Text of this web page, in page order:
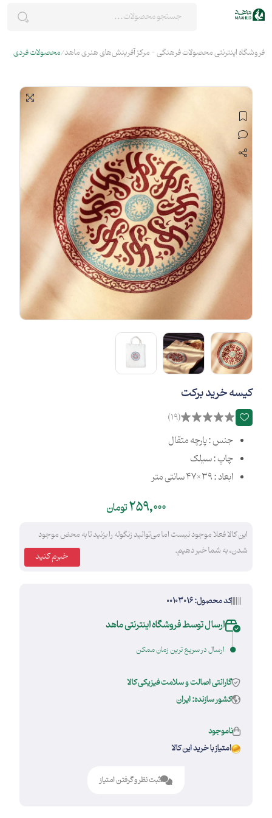
فروشگاه اینترنتی محصولات فرهنگی - مرکز آفرینش‌های هنری ماهد محصولات فردی
کیسه خرید برکت
(19)
جنس : پارچه متقال
چاپ : سیلک
ابعاد : 39×47 سانتی متر
259,000تومان
این کالا فعلا موجود نیست اما می‌توانید زنگوله را بزنید تا به محض موجود
شدن، به شما خبر دهیم.
کد محصول: 00103016
ارسال توسط فروشگاه اینترنتی ماهد
ارسال در سریع ترین زمان ممکن
گارانتی اصالت و سلامت فیزیکی کالا
کشور سازنده: ایران
ناموجود
امتیاز با خرید این کالا
ثبت نظر و گرفتن امتیاز